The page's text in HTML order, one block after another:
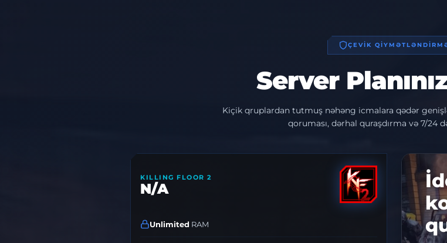
ÇEVİK
Server
Kiçik qruplardan tutmuş nəhəng icmalara qədər
qoruması, dərhal quraşdırma və 7/24
KILLING FLOOR 2
N/A
Unlimited RAM